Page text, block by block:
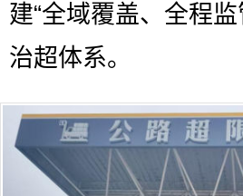
建“全域覆盖、全程
治超体系。